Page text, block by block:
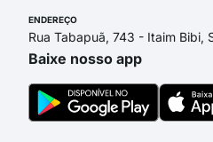
ENDEREÇO
Rua Tabapuã, 743 - Itaim Bibi,
Baixe nosso app